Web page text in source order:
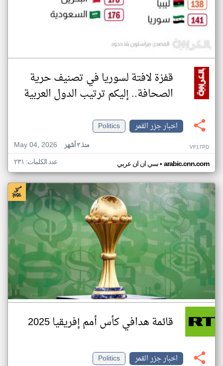
قفزة لافتة لسوريا في تصنيف حرية
الصحافة.. إليكم ترتيب الدول العربية
اخبار جزر القمر
Politics
May 04, 2026
منذ ٣ أشهر VF17PD
سي ان ان عربي• arabic.cnn.com عدد الكلمات: ٢٣١
قائمة هدافي كأس أمم إفريقيا 2025
اخبار جزر القمر
Politics